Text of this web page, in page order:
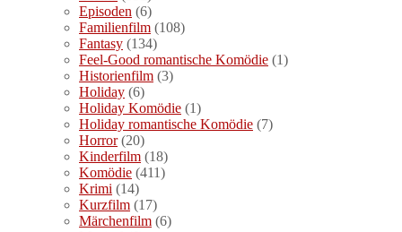
Episoden (6)
Familienfilm (108)
Fantasy (134)
Feel-Good romantische Komödie (1)
Historienfilm (3)
Holiday (6)
Holiday Komödie (1)
Holiday romantische Komödie (7)
Horror(20)
Kinderfilm (18)
Komödie (411)
Krimi (14)
Kurzfilm (17)
Märchenfilm (6)